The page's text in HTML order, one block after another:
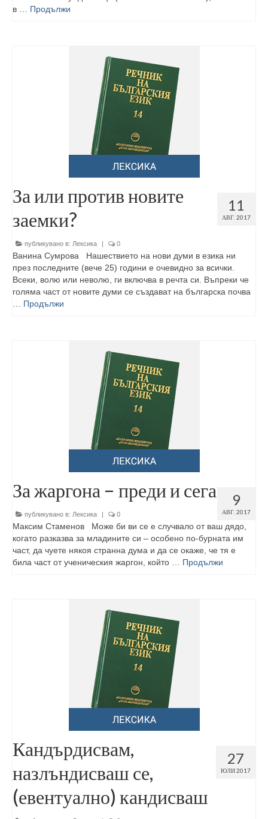
в … Продължи
11
АВГ. 2017
За или против новите
заемки?
публикувано в: Лексика | 0
Ванина Сумрова Нашествието на нови думи в езика ни
през последните (вече 25) години е очевидно за всички.
Всеки, волю или неволю, ги включва в речта си. Въпреки че
голяма част от новите думи се създават на българска почва
Продължи
9
АВГ. 2017
За жаргона – преди и сега
публикувано в: Лексика | 0
Максим Стаменов Може би ви се е случвало от ваш дядо,
когато разказва за младините си – особено по-бурната им
част, да чуете някоя странна дума и да се окаже, че тя е
била част от ученическия жаргон, който … Продължи
27
ЮЛИ 2017
Кандърдисвам,
назлъндисваш се,
(евентуално) кандисваш